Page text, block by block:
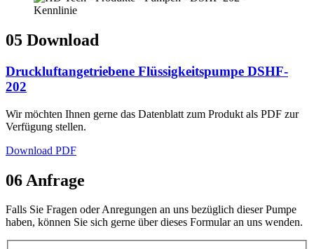
05 Download
Druckluftangetriebene Flüssigkeitspumpe DSHF-
202
Wir möchten Ihnen gerne das Datenblatt zum Produkt als PDF zur
Verfügung stellen.
Download PDF
06 Anfrage
Falls Sie Fragen oder Anregungen an uns bezüglich dieser Pumpe
haben, können Sie sich gerne über dieses Formular an uns wenden.